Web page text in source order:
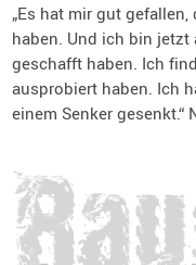
„Es hat mir gut
haben. Und ich bin
geschafft haben. Ich
ausprobiert haben. Ich
einem Senker gesenkt.“